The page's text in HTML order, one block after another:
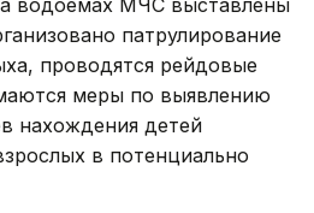
патрулирование
проводятся рейдовые
меры по выявлению
нахождения детей
в потенциально